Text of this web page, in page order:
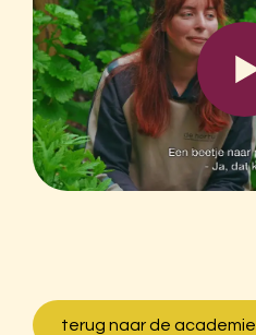
terug naar de academie